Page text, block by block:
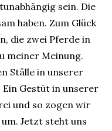
sein. Die
haben. Zum Glück
die zwei Pferde in
meiner Meinung.
Ställe in unserer
Gestüt in unserer
und so zogen wir
Jetzt steht uns